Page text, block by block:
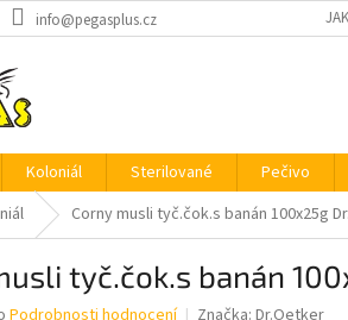
info@pegasplus.cz
Koloniál Sterilované Pečivo
Corny musli tyč.čok.s banán 100x25g
tyč.čok.s banán